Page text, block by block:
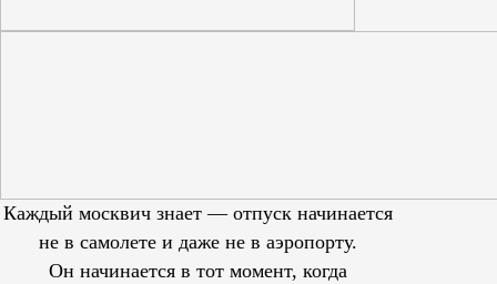
Каждый москвич знает — отпуск начинается
не в самолете и даже не в аэропорту.
Он начинается в тот момент, когда